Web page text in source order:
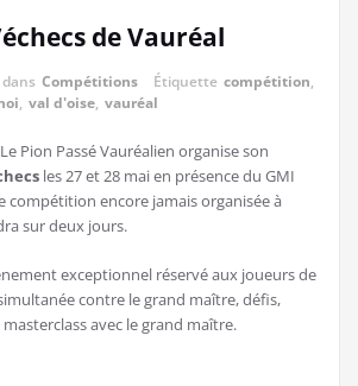
de Vauréal
dans Compétitions Étiquette compétition,
, val d'oise, vauréal
Pion Passé Vauréalien organise son
les 27 et 28 mai en présence du GMI
compétition encore jamais organisée à
sur deux jours.
exceptionnel réservé aux joueurs de
contre le grand maître, défis,
avec le grand maître.